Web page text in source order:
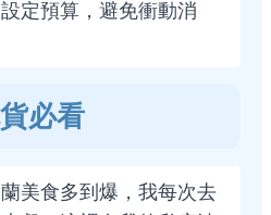
定預算，避免衝動消
必看
美食多到爆，我每次去